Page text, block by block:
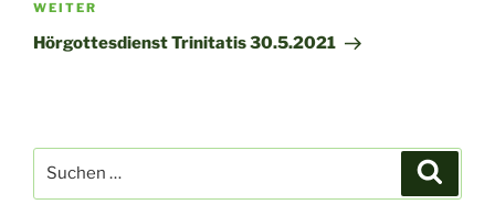
Nächster
Beitrag
WEITER
Hörgottesdienst Trinitatis 30.5.2021
nach: